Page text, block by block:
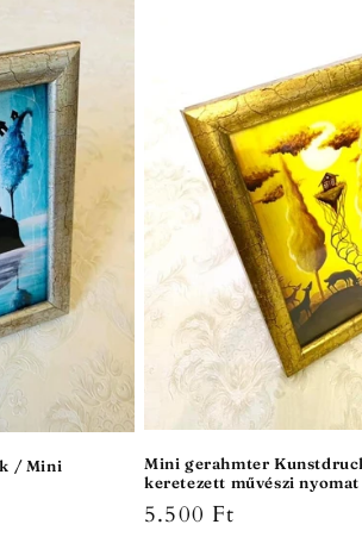
/ Mini
Mini gerahmter
keretezett művészi nyomat
Normaler
5.500 Ft